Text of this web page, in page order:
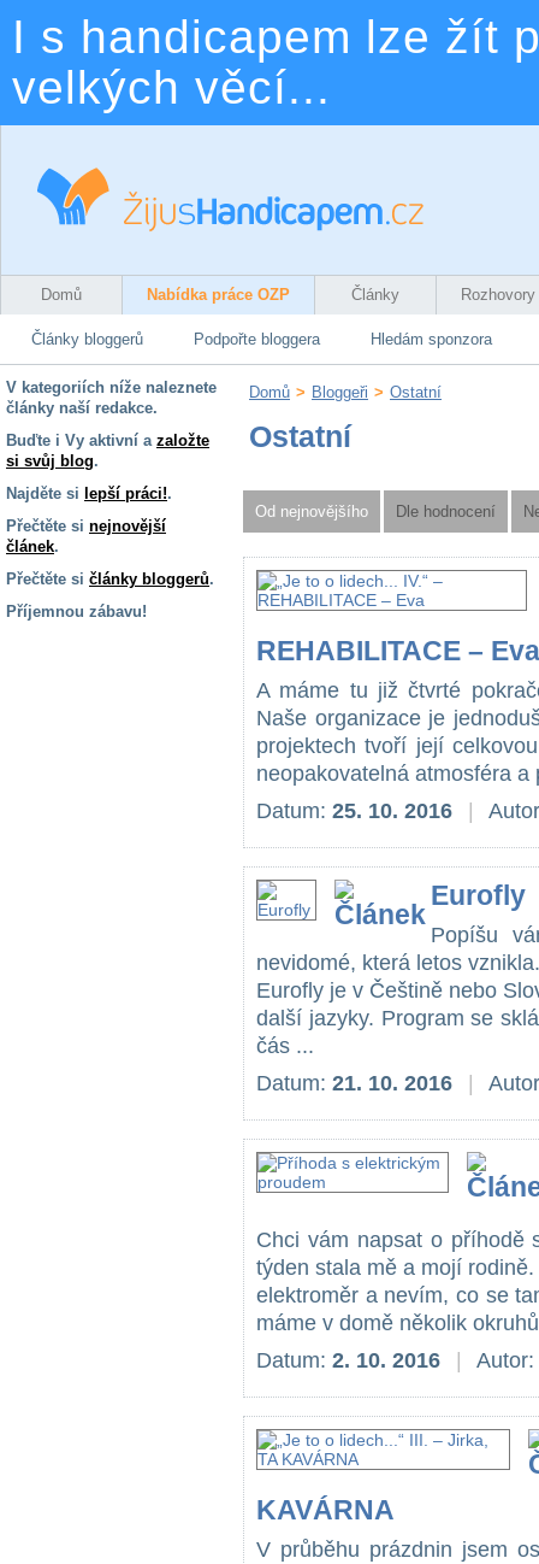
I s handicapem lze žít
velkých věcí...
Domů Nabídka práce OZP Články Rozhovory
Články bloggerů Podpořte bloggera Hledám sponzora
V kategoriích níže naleznete
články naší redakce.
Buďte i Vy aktivní a založte
si svůj blog.
Najděte si lepší práci!.
Přečtěte si nejnovější
článek.
Přečtěte si články bloggerů.
Příjemnou zábavu!
Domů > Bloggeři > Ostatní
Ostatní
Od nejnovějšího Dle hodnocení
REHABILITACE – Eva
A máme tu již čtvrté
Naše organizace je
projektech tvoří její
neopakovatelná atmosféra
Datum: 25. 10. 2016
Eurofly
Popíšu
nevidomé, která letos
Eurofly je v Češtině nebo
další jazyky. Program se
čás ...
Datum: 21. 10. 2016
Chci vám napsat o příhodě
týden stala mě a mojí
elektroměr a nevím, co se
máme v domě několik
Datum: 2. 10. 2016 Autor:
KAVÁRNA
V průběhu prázdnin jsem